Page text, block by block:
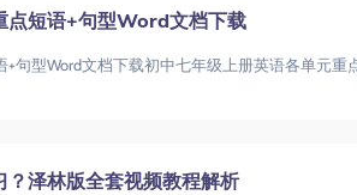
点短语+句型Word文档下载
泽林版全套视频教程解析